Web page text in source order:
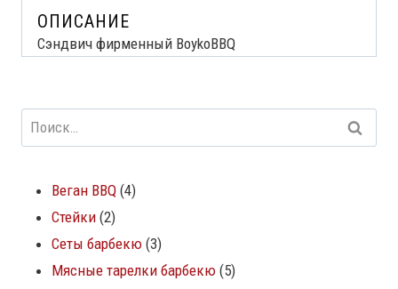
ОПИСАНИЕ
Сэндвич фирменный BoykoBBQ
Веган BBQ 4
Стейки 2
Сеты барбекю 3
Мясные тарелки барбекю 5